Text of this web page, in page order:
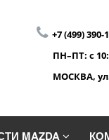
+7 (499) 390-
ПН–ПТ: с
МОСКВА,
MAZDA